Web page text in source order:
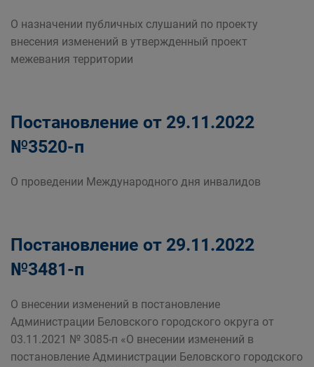
О назначении публичных слушаний по проекту
внесения изменений в утвержденный проект
межевания территории
Постановление от 29.11.2022
№3520-п
О проведении Международного дня инвалидов
Постановление от 29.11.2022
№3481-п
О внесении изменений в постановление
Администрации Беловского городского округа от
03.11.2021 № 3085-п «О внесении изменений в
постановление Администрации Беловского городского